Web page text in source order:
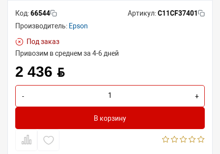
Код:66544 Артикул:C11CF37401
Производитель: Epson
Под заказ
Привозим в среднем за 4-6 дней
2 436 BYN
- +
В корзину